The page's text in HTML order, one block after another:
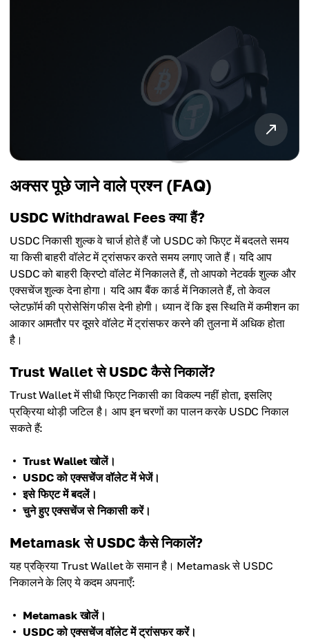
अक्सर पूछे जाने वाले प्रश्न (FAQ)
USDC Withdrawal Fees क्या हैं?
USDC निकासी शुल्क वे चार्ज होते हैं जो USDC को फिएट में बदलते समय
या किसी बाहरी वॉलेट में ट्रांसफर करते समय लगाए जाते हैं। यदि आप
USDC को बाहरी क्रिप्टो वॉलेट में निकालते हैं, तो आपको नेटवर्क शुल्क और
एक्सचेंज शुल्क देना होगा। यदि आप बैंक कार्ड में निकालते हैं, तो केवल
प्लेटफ़ॉर्म की प्रोसेसिंग फीस देनी होगी। ध्यान दें कि इस स्थिति में कमीशन का
आकार आमतौर पर दूसरे वॉलेट में ट्रांसफर करने की तुलना में अधिक होता
है।
Trust Wallet से USDC कैसे निकालें?
Trust Wallet में सीधी फिएट निकासी का विकल्प नहीं होता, इसलिए
प्रक्रिया थोड़ी जटिल है। आप इन चरणों का पालन करके USDC निकाल
सकते हैं:
Trust Wallet खोलें।
USDC को एक्सचेंज वॉलेट में भेजें।
इसे फिएट में बदलें।
चुने हुए एक्सचेंज से निकासी करें।
Metamask से USDC कैसे निकालें?
यह प्रक्रिया Trust Wallet के समान है। Metamask से USDC
निकालने के लिए ये कदम अपनाएँ:
Metamask खोलें।
USDC को एक्सचेंज वॉलेट में ट्रांसफर करें।